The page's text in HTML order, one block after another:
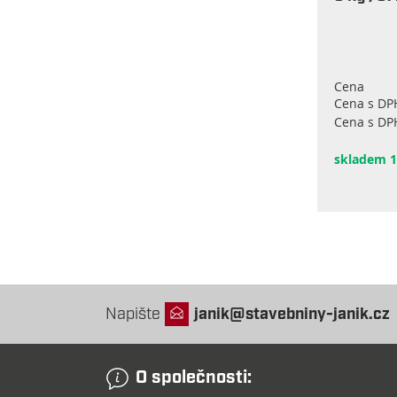
Cena
Cena s
Cena s
skladem
Napište janik@stavebniny-janik.cz
O společnosti: